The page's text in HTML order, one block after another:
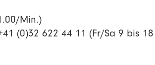
Min.)
(0)32 622 44 11 (Fr/Sa 9 bis 18